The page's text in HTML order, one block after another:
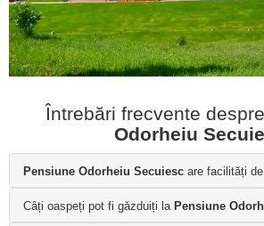
Întrebări frecvente despre
Odorheiu
Pensiune Odorheiu Secuiesc are facilități
Câți oaspeți pot fi găzduiți la Pensiune